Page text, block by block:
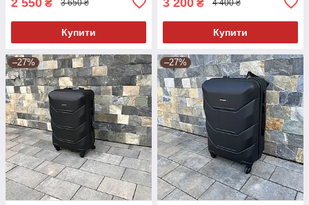
₴ 3 650 ₴
Купити
₴ 4 400 ₴
Купити
–27% –27%